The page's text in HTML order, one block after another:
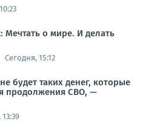
о мире. И делать
Сегодня, 15:12
будет таких денег, которые
продолжения СВО, —